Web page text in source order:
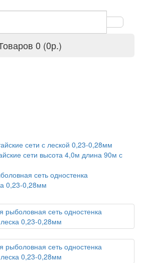
0 (0р.)
сети с леской 0,23-0,28мм
сети высота 4,0м длина 90м с
сеть одностенка
0,23-0,28мм